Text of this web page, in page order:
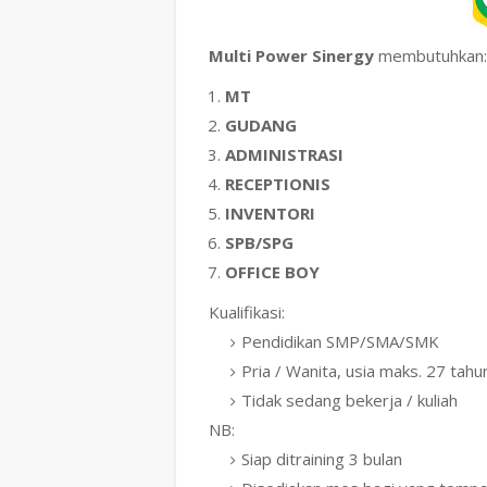
Multi Power Sinergy membutuhkan:
MT
GUDANG
ADMINISTRASI
RECEPTIONIS
INVENTORI
SPB/SPG
OFFICE BOY
Kualifikasi:
Pendidikan SMP/SMA/SMK
Pria / Wanita, usia maks. 27
Tidak sedang bekerja / kuliah
NB:
Siap ditraining 3 bulan